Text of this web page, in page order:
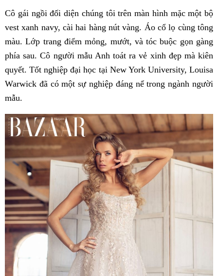
Cô gái ngồi đối diện chúng tôi trên màn hình mặc một bộ
vest xanh navy, cài hai hàng nút vàng. Áo cổ lọ cùng tông
màu. Lớp trang điểm mỏng, mướt, và tóc buộc gọn gàng
phía sau. Cô người mẫu Anh toát ra vẻ xinh đẹp mà kiên
quyết. Tốt nghiệp đại học tại New York University, Louisa
Warwick đã có một sự nghiệp đáng nể trong ngành người
mẫu.